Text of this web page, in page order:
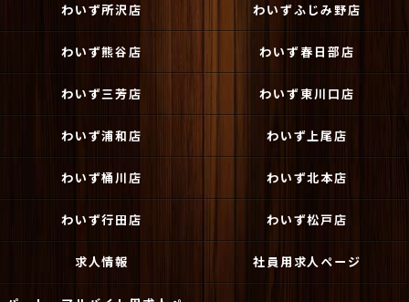
わいず所沢店 わいずふじみ野店
わいず熊谷店 わいず春日部店
わいず三芳店 わいず東川口店
わいず浦和店 わいず上尾店
わいず桶川店 わいず北本店
わいず行田店 わいず松戸店
求人情報 社員用求人ページ